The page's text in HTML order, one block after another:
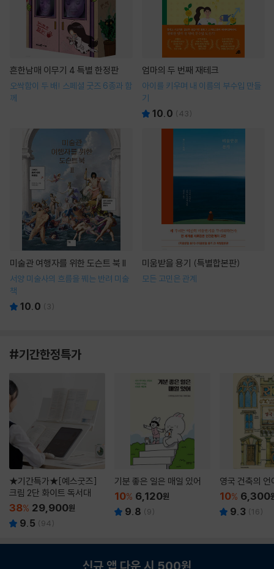
흔한남매 이무기 4 특별 한정판
오싹함이 두 배! 스페셜 굿즈 6종과 함
께
엄마의 두 번째 재테크
아이를 키우며 내 이름의 부수입 만들
기
10.0 (43)
미술관 여행자를 위한 도슨트 북 II
서양 미술사의 흐름을 꿰는 반려 미술
책
10.0 ( 3)
미움받을 용기 (특별합본판)
모든 고민은 관계
#기간한정특가
★기간특가★[예스굿즈]
크림 2단 화이트 독서대
38% 29,900원
9.5 (94)
기분 좋은 일은 매일 있어
10% 6,120원
9.8 (9)
영국 건축의 언
10% 6,300
9.3 (16)
신규 앱 다운 시 500원